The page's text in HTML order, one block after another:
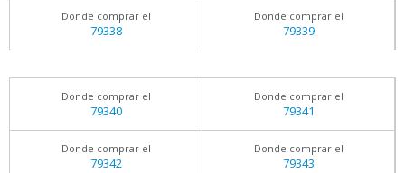
Donde comprar el
79338
Donde comprar el
79339
Donde comprar el
79340
Donde comprar el
79341
Donde comprar el
79342
Donde comprar el
79343